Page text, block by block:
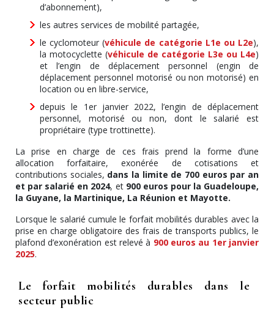
d’abonnement),
les autres services de mobilité partagée,
le cyclomoteur (véhicule de catégorie L1e ou L2e),
la motocyclette (véhicule de catégorie L3e ou L4e)
et l’engin de déplacement personnel (engin de
déplacement personnel motorisé ou non motorisé) en
location ou en libre-service,
depuis le 1er janvier 2022, l’engin de déplacement
personnel, motorisé ou non, dont le salarié est
propriétaire (type trottinette).
La prise en charge de ces frais prend la forme d’une
allocation forfaitaire, exonérée de cotisations et
contributions sociales, dans la limite de 700 euros par an
et par salarié en 2024, et 900 euros pour la Guadeloupe,
la Guyane, la Martinique, La Réunion et Mayotte.
Lorsque le salarié cumule le forfait mobilités durables avec la
prise en charge obligatoire des frais de transports publics, le
plafond d’exonération est relevé à 900 euros au 1er janvier
2025.
Le forfait mobilités durables dans le
secteur public